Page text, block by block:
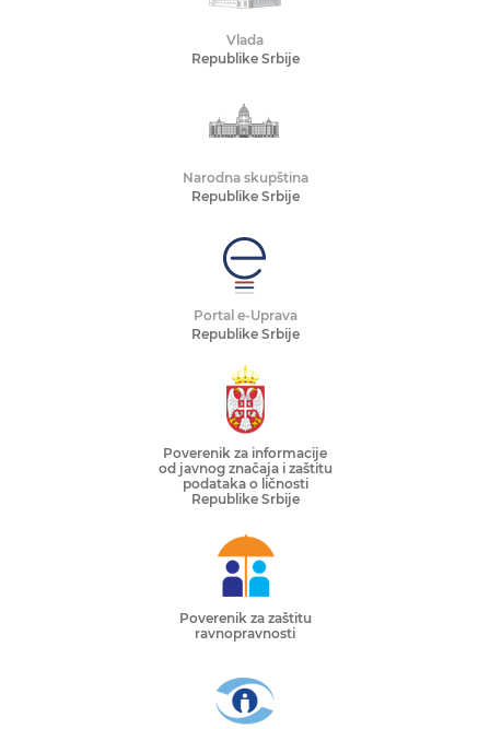
Vlada
Republike Srbije
Narodna skupština
Republike Srbije
Portal e-Uprava
Republike Srbije
Poverenik za informacije
od javnog značaja i zaštitu
podataka o ličnosti
Republike Srbije
Poverenik za zaštitu
ravnopravnosti